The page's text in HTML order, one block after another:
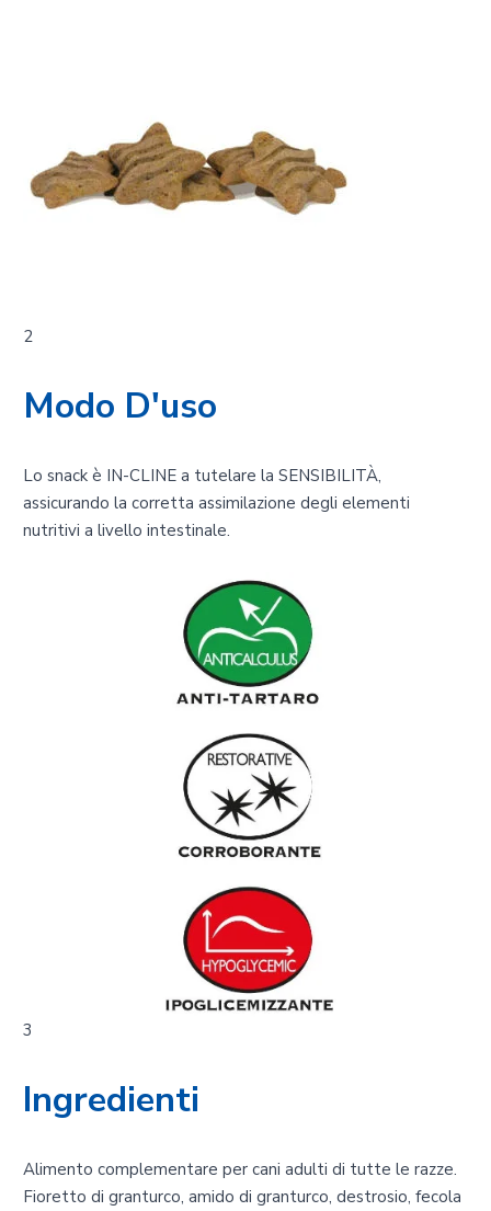
2
Modo D'uso
Lo snack è IN-CLINE a tutelare la SENSIBILITÀ,
assicurando la corretta assimilazione degli elementi
nutritivi a livello intestinale.
3
Ingredienti
Alimento complementare per cani adulti di tutte le razze.
Fioretto di granturco, amido di granturco, destrosio, fecola